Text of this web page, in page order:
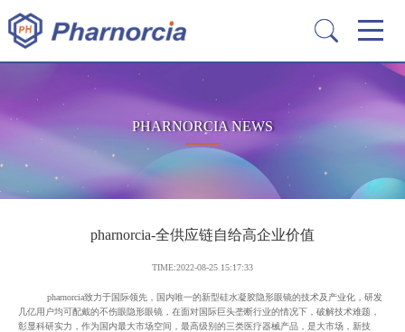
PHARNORCIA NEWS
pharnorcia-全供应链自给高企业价值
TIME:2022-08-25 15:17:33
pharnorcia致力于国际领先，国内唯一的新型硅水凝胶隐形眼镜的技术及产业化，研发
几亿用户均可配戴的不伤眼隐形眼镜，在面对国际巨头垄断行业的情况下，破解技术难题，
彰显科研实力，作为国内最大市场空间，最高级别的三类医疗器械产品，是大市场，新技